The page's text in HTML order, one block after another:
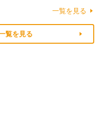
一覧を見る
覧を見る